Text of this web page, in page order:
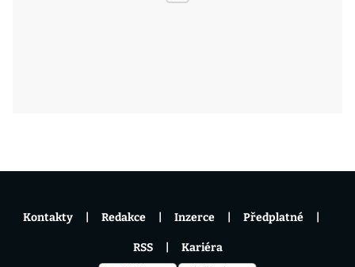
Kontakty Redakce Inzerce Předplatné
RSS Kariéra